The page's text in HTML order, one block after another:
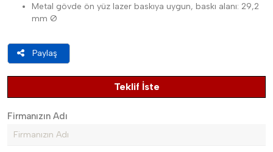
Metal gövde ön yüz lazer baskıya uygun, baskı alanı: 29,2
mm Ø
Paylaş
Teklif İste
Firmanızın Adı